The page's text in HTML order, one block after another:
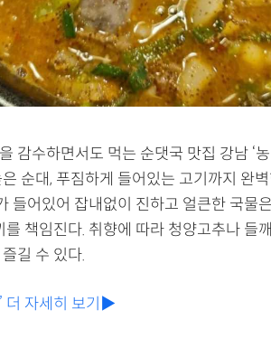
감수하면서도 먹는 순댓국 맛집 강남 ‘
순대, 푸짐하게 들어있는 고기까지 완
들어있어 잡내없이 진하고 얼큰한 국물
책임진다. 취향에 따라 청양고추나 들
길 수 있다.
더 자세히 보기▶